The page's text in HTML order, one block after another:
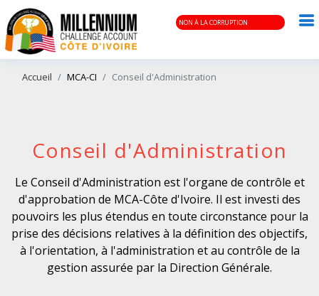
NON À LA CORRUPTION
Accueil MCA-CI Conseil d'Administration
Conseil d'Administration
Le Conseil d'Administration est l'organe de contrôle et
d'approbation de MCA-Côte d'Ivoire. Il est investi des
pouvoirs les plus étendus en toute circonstance pour la
prise des décisions relatives à la définition des objectifs,
à l'orientation, à l'administration et au contrôle de la
gestion assurée par la Direction Générale.